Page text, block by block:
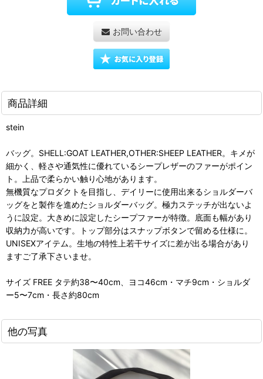
お問い合わせ
商品詳細
stein
バッグ。SHELL:GOAT LEATHER,OTHER:SHEEP LEATHER。キメが
細かく、軽さや通気性に優れているシープレザーのファーがポイン
ト。上品で柔らかい触り心地があります。
無機質なプロダクトを目指し、デイリーに使用出来るショルダーバ
ッグをと製作を進めたショルダーバッグ。極力ステッチが出ないよ
うに設定。大きめに設定したシープファーが特徴。底面も幅があり
収納力が高いです。トップ部分はスナップボタンで留める仕様に。
UNISEXアイテム。生地の特性上若干サイズに差が出る場合があり
ますご了承下さいませ。
サイズ FREE タテ約38〜40cm、ヨコ46cm・マチ9cm・ショルダ
ー5〜7cm・長さ約80cm
他の写真